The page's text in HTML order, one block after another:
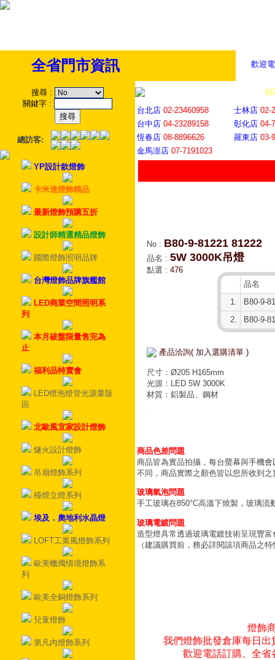
歡迎
全省門市資訊
搜尋 :
關鍵字 :
總訪客:
YP設計款燈飾
卡米達燈飾精品
最新燈飾預購五折
設計師精選精品燈飾
國際燈飾照明品牌
台灣燈飾品牌旗艦館
LED商業空間照明系
列
本月破盤限量售完為
止
福利品特賣會
LED燈泡燈管光源量販
區
北歐風宜家設計燈飾
燧火設計燈飾
吊扇燈飾系列
檯燈立燈系列
埃及．奧地利水晶燈
LOFT工業風燈飾系列
歐美蠟燭情境燈飾系
列
歐美全銅燈飾系列
兒童燈飾
第凡內燈飾系列
社
台北店 02-23460958 士林店 02-
台中店 04-23289158 彰化店 04-
恆春店 08-8896626 羅東店 03-
金馬澎店 07-7191023
No : B80-9-81221 81222
品名 : 5W 3000K吊燈
點選 : 476
品名
1.
B80-9-
2.
B80-9-
產品洽詢( 加入選購清單 )
尺寸：Ø205 H165mm
光源：LED 5W 3000K
材質：鋁製品、鋼材
商品色差問題
商品皆為實品拍攝，每台螢幕與手機
不同，商品實際之顏色皆以您所收到之
玻璃氣泡問題
手工玻璃在850°C高溫下燒製，玻璃
玻璃電鍍問題
造型燈具常透過玻璃電鍍技術呈現豐
（建議購買前，務必詳閱該項商品之
燈飾
我們燈飾批發倉庫每日
歡迎電話訂購、全